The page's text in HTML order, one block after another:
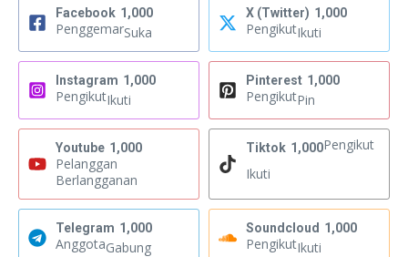
Facebook 1,000
PenggemarSuka
X (Twitter) 1,000
PengikutIkuti
Instagram 1,000
PengikutIkuti
Pinterest 1,000
PengikutPin
Youtube 1,000
Pelanggan
Berlangganan
Tiktok 1,000Pengikut
Ikuti
Telegram 1,000
AnggotaGabung
Soundcloud 1,000
PengikutIkuti